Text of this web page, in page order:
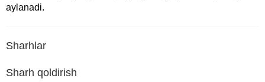
aylanadi.
Sharhlar
Sharh qoldirish